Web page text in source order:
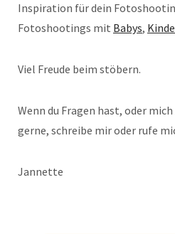
Inspiration für dein
Fotoshootings mit Babys,
Viel Freude beim stöbern.
Wenn du Fragen hast, oder
gerne, schreibe mir oder rufe
Jannette